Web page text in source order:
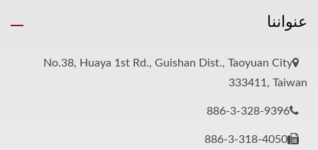
عنواننا
No.38, Huaya 1st Rd., Guishan Dist., Taoyuan City
333411, Taiwan
886-3-328-9396
886-3-318-4050